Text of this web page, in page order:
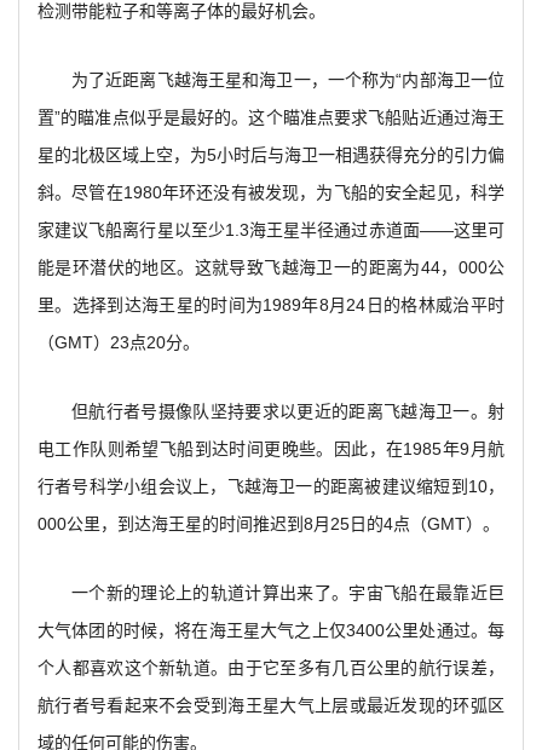
检测带能粒子和等离子体的最好机会。
为了近距离飞越海王星和海卫一，一个称为“内部海卫一位
置”的瞄准点似乎是最好的。这个瞄准点要求飞船贴近通过海王
星的北极区域上空，为5小时后与海卫一相遇获得充分的引力偏
斜。尽管在1980年环还没有被发现，为飞船的安全起见，科学
家建议飞船离行星以至少1.3海王星半径通过赤道面——这里可
能是环潜伏的地区。这就导致飞越海卫一的距离为44，000公
里。选择到达海王星的时间为1989年8月24日的格林威治平时
（GMT）23点20分。
但航行者号摄像队坚持要求以更近的距离飞越海卫一。射
电工作队则希望飞船到达时间更晚些。因此，在1985年9月航
行者号科学小组会议上，飞越海卫一的距离被建议缩短到10，
000公里，到达海王星的时间推迟到8月25日的4点（GMT）。
一个新的理论上的轨道计算出来了。宇宙飞船在最靠近巨
大气体团的时候，将在海王星大气之上仅3400公里处通过。每
个人都喜欢这个新轨道。由于它至多有几百公里的航行误差，
航行者号看起来不会受到海王星大气上层或最近发现的环弧区
域的任何可能的伤害。